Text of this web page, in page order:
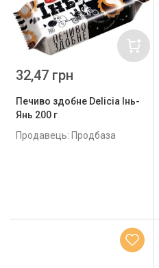
Печиво здобне Delicia Інь-
Янь 200 г
Продавець: Продбаза
32,47 грн